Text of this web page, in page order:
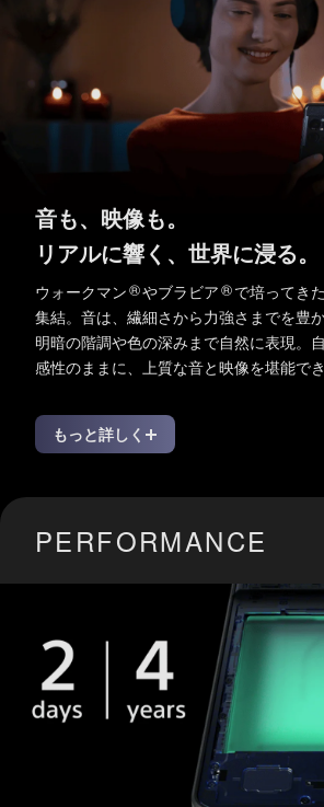
音も、映像も。
リアルに響く、世界に浸る。
ウォークマン®やブラビア®で培ってき
集結。 音は、繊細さから力強さまでを豊か
明暗の階調や色の深みまで自然に表現。
感性のままに、上質な音と映像を堪能でき
もっと詳しく
PERFORMANCE